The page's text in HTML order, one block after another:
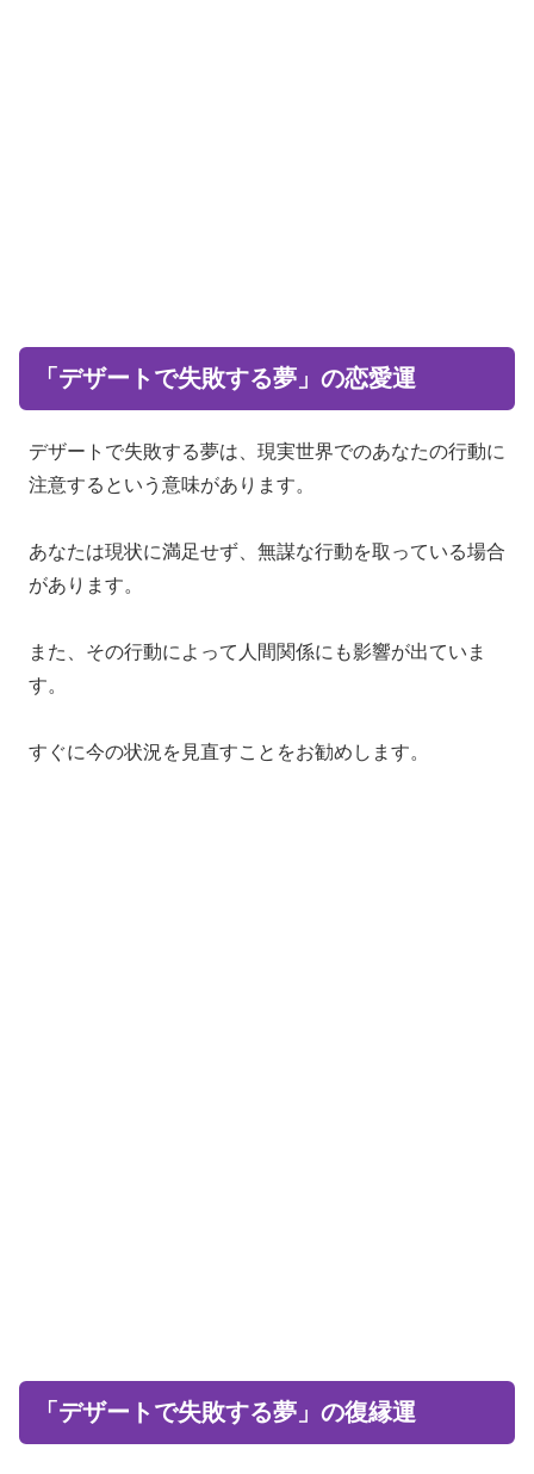
「デザートで失敗する夢」の恋愛運
デザートで失敗する夢は、現実世界でのあなたの行動に
注意するという意味があります。
あなたは現状に満足せず、無謀な行動を取っている場合
があります。
また、その行動によって人間関係にも影響が出ていま
す。
すぐに今の状況を見直すことをお勧めします。
「デザートで失敗する夢」の復縁運